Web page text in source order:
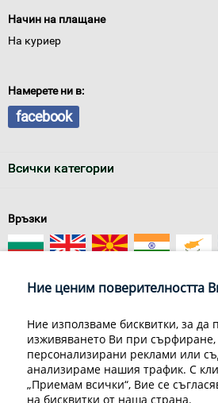
Начин на плащане
На куриер
Намерете ни в:
facebook
Всички категории
Връзки
За нас
Условия за
Конфиденциалност на
Декларация за личните данни
Ние ценим поверителността
Ние използваме бисквитки, за да
изживяването Ви при сърфиране,
персонализирани реклами или
анализираме нашия трафик. С
„Приемам всички“, Вие се
на бисквитки от наша страна.